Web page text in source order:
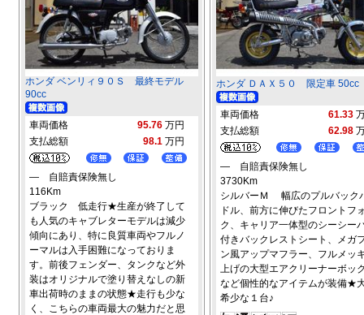
ホンダ ベンリィ９０Ｓ 最終モデル
90cc
車両価格 95.76 万円
支払総額
98.1 万円
― 自賠責保険無し
116Km
ブラック 低走行★生産が終了して
も人気のキャブレターモデルは減少
傾向にあり、特に良質車両やフルノ
ーマルは入手困難になっておりま
す。前後フェンダー、タンクなど外
装はオリジナルで塗り替えなしの新
車出荷時のままの状態★走行も少な
く、こちらの車両最大の魅力だと思
ホンダ ＤＡＸ５０ 限定車 50cc
車両価格 61.33
支払総額
62.98
― 自賠責保険無し
3730Km
シルバーＭ 幅広のプルバック
ドル、前方に伸びたフロントフ
ク、キャリア一体型のシーシー
付きバックレストシート、メガ
ン風アップマフラー、フルメッ
上げの大型エアクリーナーボッ
など個性的なアイテムが装備★
希少な１台♪